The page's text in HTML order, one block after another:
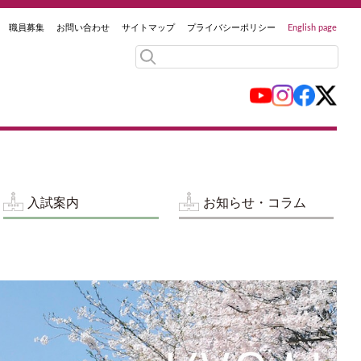
職員募集 お問い合わせ サイトマップ プライバシーポリシー English page
入試案内 お知らせ・コラム